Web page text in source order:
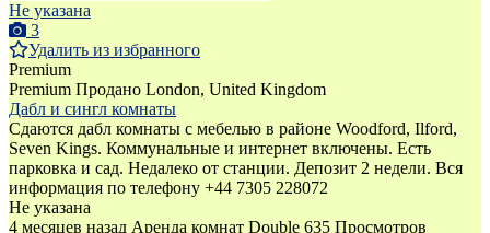
Не указана
3
Удалить из избранного
Premium
Premium Продано London, United Kingdom
Дабл и сингл комнаты
Сдаются дабл комнаты с мебелью в районе Woodford, Ilford,
Seven Kings. Коммунальные и интернет включены. Есть
парковка и сад. Недалеко от станции. Депозит 2 недели. Вся
информация по телефону +44 7305 228072
Не указана
4 месяцев назад Аренда комнат Double 635 Просмотров